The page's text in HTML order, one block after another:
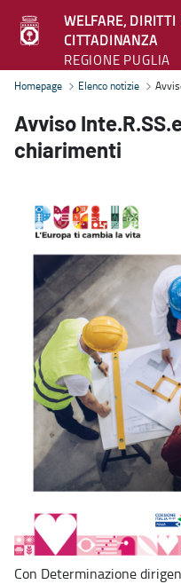
WELFARE, DIRITTI
CITTADINANZA
REGIONE PUGLIA
Avviso Inte.R.SS.eca –
Homepage Elenco notizie
Avviso
chiarimenti
Con Determinazione